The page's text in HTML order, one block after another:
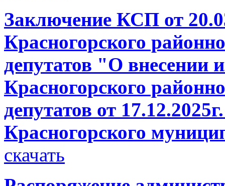
Заключение КСП от
Красногорского
депутатов "О внесении
Красногорского
депутатов от
Красногорского
скачать